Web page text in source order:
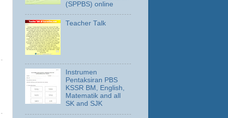
(SPPBS) online
Teacher Talk
Instrumen
Pentaksiran PBS
KSSR BM, English,
Matematik and all
SK and SJK